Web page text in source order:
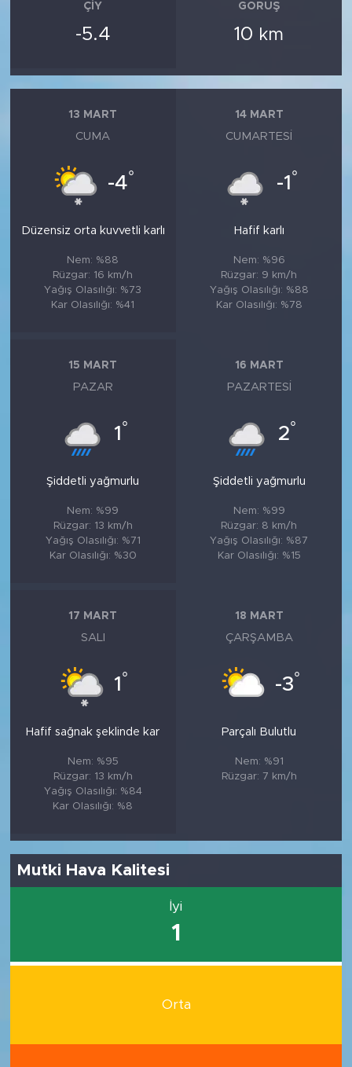
ÇIY
-5.4
GÖRÜŞ
10 km
13 MART
CUMA
-4°
Düzensiz orta kuvvetli karlı
Nem: %88
Rüzgar: 16 km/h
Yağış Olasılığı: %73
Kar Olasılığı: %41
14 MART
CUMARTESI
-1 °
Hafif karlı
Nem: %96
Rüzgar: 9 km/h
Yağış Olasılığı: %88
Kar Olasılığı: %78
15 MART
PAZAR
1 °
Şiddetli yağmurlu
Nem: %99
Rüzgar: 13 km/h
Yağış Olasılığı: %71
Kar Olasılığı: %30
16 MART
PAZARTESI
2°
Şiddetli yağmurlu
Nem: %99
Rüzgar: 8 km/h
Yağış Olasılığı: %87
Kar Olasılığı: %15
17 MART
SALI
1 °
Hafif sağnak şeklinde kar
Nem: %95
Rüzgar: 13 km/h
Yağış Olasılığı: %84
Kar Olasılığı: %8
18 MART
ÇARŞAMBA
-3°
Parçalı Bulutlu
Nem: %91
Rüzgar: 7 km/h
Mutki Hava Kalitesi
İyi
1
Orta